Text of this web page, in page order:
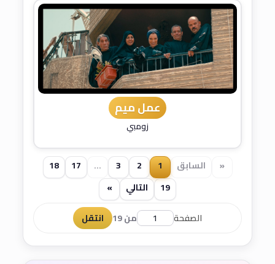
عمل ميم
زومبي
« السابق 1
2
3
...
17
18
19
التالي
»
الصفحة
من 19 انتقل